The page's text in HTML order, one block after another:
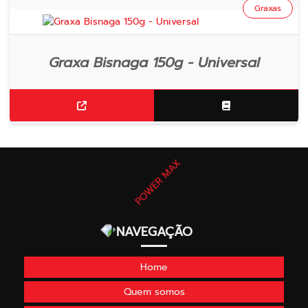
Graxa Bisnaga 150g - Universal
Graxas
NAVEGAÇÃO
Home
Quem somos